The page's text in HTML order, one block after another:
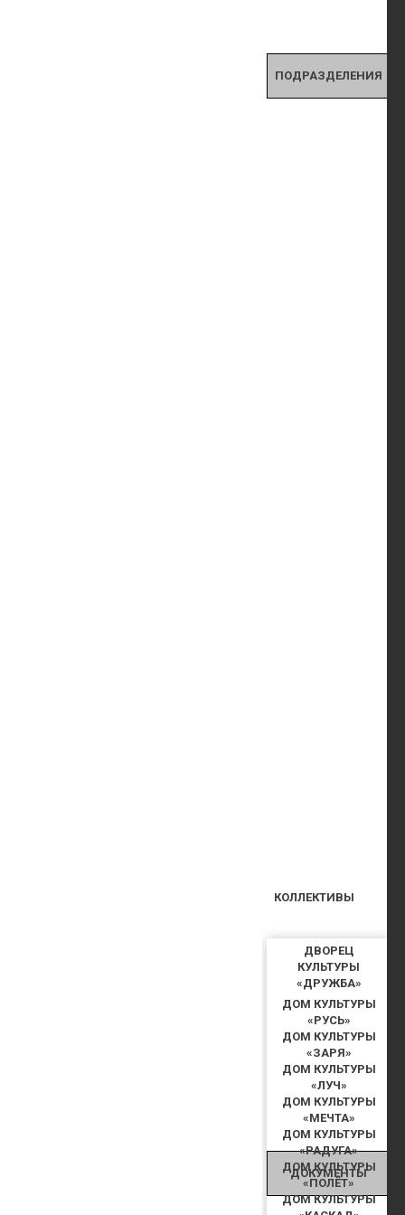
ПОДРАЗДЕЛЕНИЯ
ДВОРЕЦ
КУЛЬТУРЫ
«ДРУЖБА»
ДОМ КУЛЬТУРЫ
«РУСЬ»
ДОМ КУЛЬТУРЫ
«ЗАРЯ»
ДОМ КУЛЬТУРЫ
«ЛУЧ»
ДОМ КУЛЬТУРЫ
«МЕЧТА»
ДОМ КУЛЬТУРЫ
«РАДУГА»
ДОМ КУЛЬТУРЫ
«ПОЛЁТ»
ДОМ КУЛЬТУРЫ
КОЛЛЕКТИВЫ
ДОКУМЕНТЫ